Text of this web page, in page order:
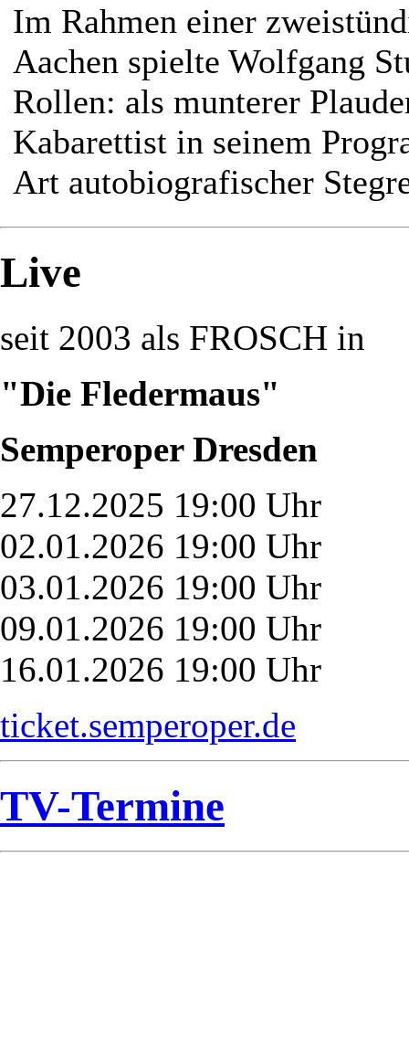
Im Rahmen einer
Aachen spielte Wolfgang
Rollen: als munterer
Kabarettist in seinem
Art autobiografischer
Live
seit 2003 als FROSCH in
"Die Fledermaus"
Semperoper Dresden
27.12.2025 19:00 Uhr
02.01.2026 19:00 Uhr
03.01.2026 19:00 Uhr
09.01.2026 19:00 Uhr
16.01.2026 19:00 Uhr
ticket.semperoper.de
TV-Termine